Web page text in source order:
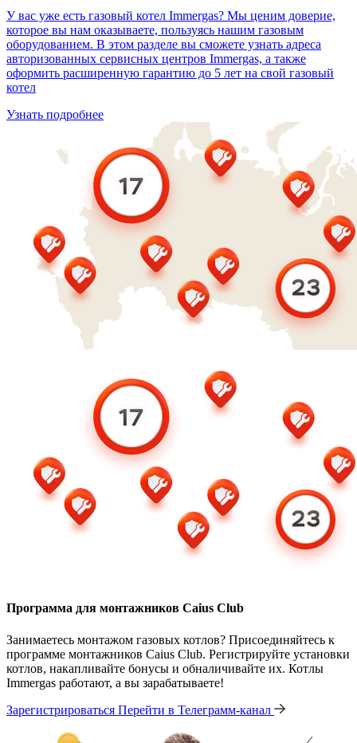
У вас уже есть газовый котел Immergas? Мы ценим доверие,
которое вы нам оказываете, пользуясь нашим газовым
оборудованием. В этом разделе вы сможете узнать адреса
авторизованных сервисных центров Immergas, а также
оформить расширенную гарантию до 5 лет на свой газовый
котел
Узнать подробнее
Программа для монтажников Caius Club
Занимаетесь монтажом газовых котлов? Присоединяйтесь к
программе монтажников Caius Club. Регистрируйте установки
котлов, накапливайте бонусы и обналичивайте их. Котлы
Immergas работают, а вы зарабатываете!
Зарегистрироваться Перейти в Телеграмм-канал